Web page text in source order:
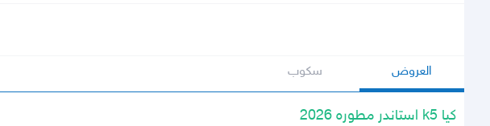
العروض سكوب
كيا k5 استاندر مطوره 2026